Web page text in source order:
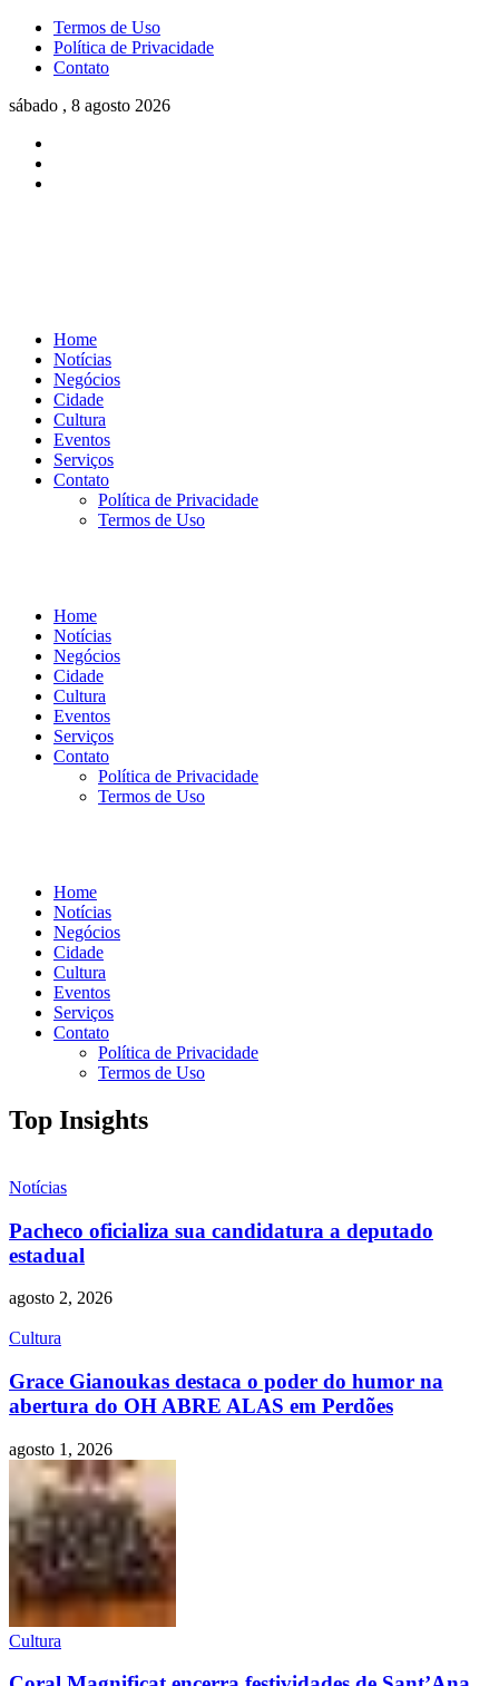
Termos de Uso
Política de Privacidade
Contato
sábado , 8 agosto 2026
Home
Notícias
Negócios
Cidade
Cultura
Eventos
Serviços
Contato
Política de Privacidade
Termos de Uso
Home
Notícias
Negócios
Cidade
Cultura
Eventos
Serviços
Contato
Política de Privacidade
Termos de Uso
Home
Notícias
Negócios
Cidade
Cultura
Eventos
Serviços
Contato
Política de Privacidade
Termos de Uso
Top Insights
Notícias
Pacheco oficializa sua candidatura a deputado
estadual
agosto 2, 2026
Cultura
Grace Gianoukas destaca o poder do humor na
abertura do OH ABRE ALAS em Perdões
agosto 1, 2026
Cultura